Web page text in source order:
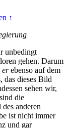
↑
unbedingt
gehen. Darum
erebenso auf dem
das dieses Bild
sehen wir,
die
anderen
ist nicht immer
und gar